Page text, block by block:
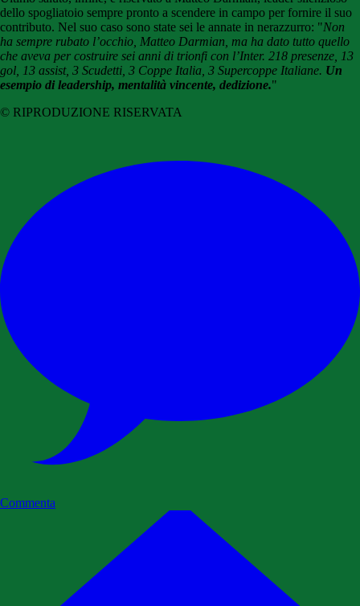
dello spogliatoio sempre pronto a scendere in campo per fornire il suo
contributo. Nel suo caso sono state sei le annate in nerazzurro: "Non
ha sempre rubato l’occhio, Matteo Darmian, ma ha dato tutto quello
che aveva per costruire sei anni di trionfi con l’Inter. 218 presenze, 13
gol, 13 assist, 3 Scudetti, 3 Coppe Italia, 3 Supercoppe Italiane. Un
esempio di leadership, mentalità vincente, dedizione."
© RIPRODUZIONE RISERVATA
Commenta